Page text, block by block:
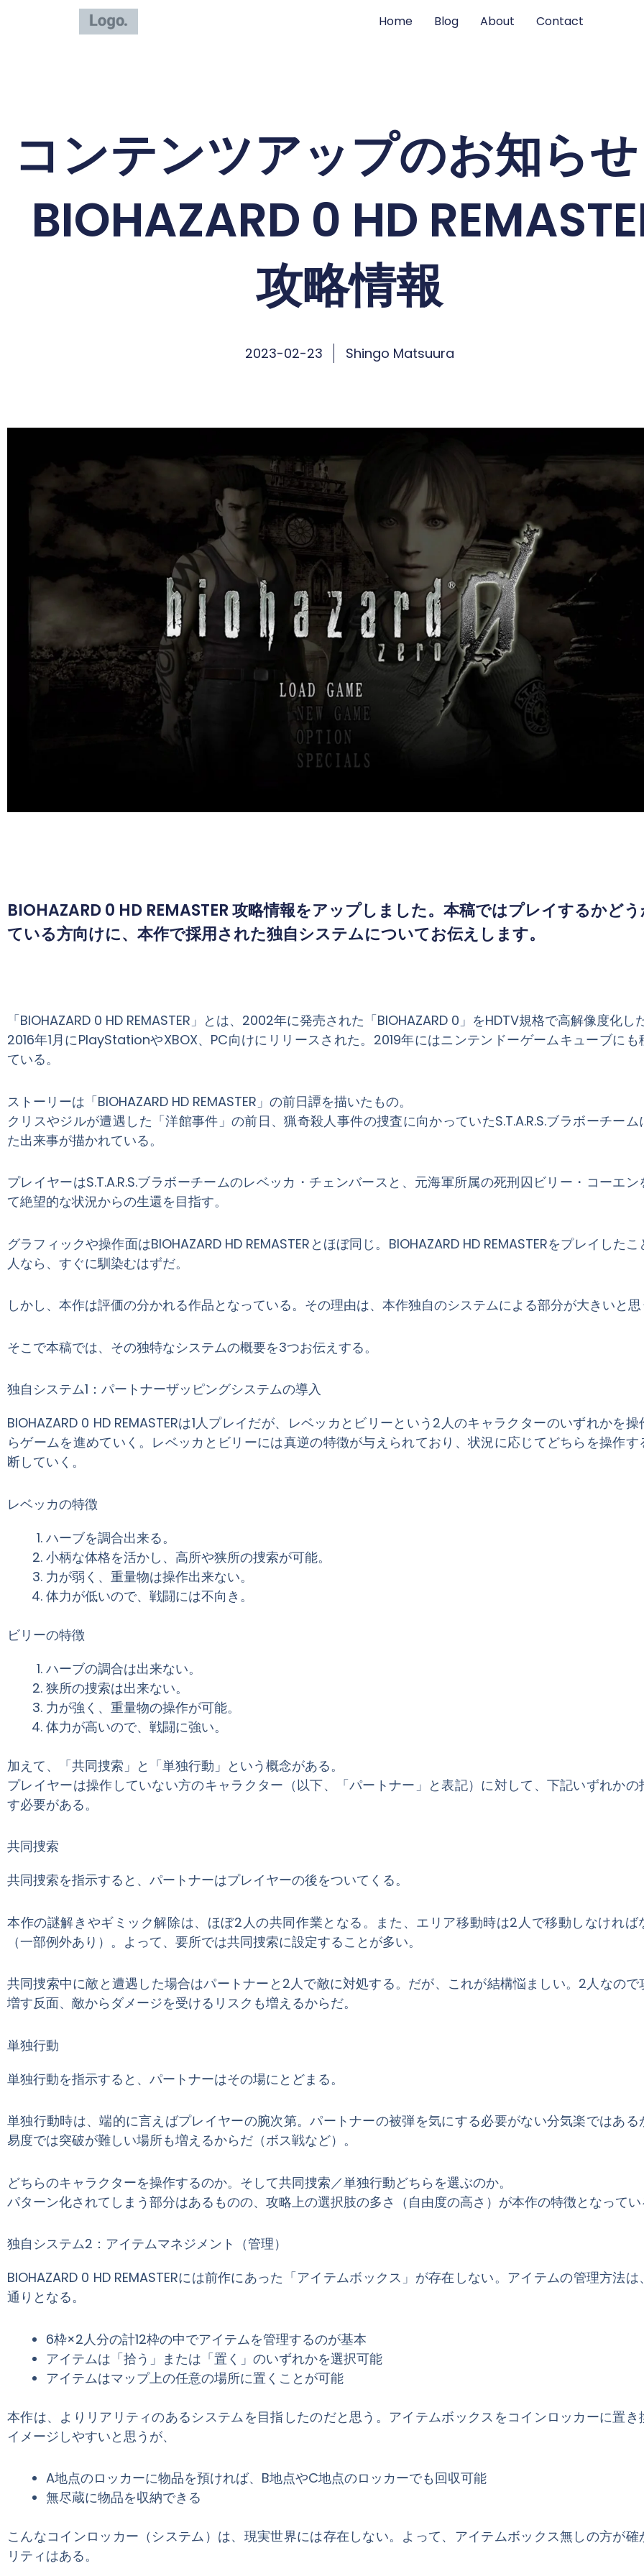
Home Blog About Contact
コンテンツアップのお知ら
BIOHAZARD 0 HD
攻略情報
2023-02-23 Shingo Matsuura
BIOHAZARD 0 HD REMASTER 攻略情報をアップしました。本稿ではプレイするかど
ている方向けに、本作で採用された独自システムについてお伝えします。
「BIOHAZARD 0 HD REMASTER」とは、2002年に発売された「BIOHAZARD 0」をHDTV規格で高解像度化し
2016年1月にPlayStationやXBOX、PC向けにリリースされた。2019年にはニンテンドーゲームキューブにも
ている。
ストーリーは「BIOHAZARD HD REMASTER」の前日譚を描いたもの。
クリスやジルが遭遇した「洋館事件」の前日、猟奇殺人事件の捜査に向かっていたS.T.A.R.S.ブラボーチーム
た出来事が描かれている。
プレイヤーはS.T.A.R.S.ブラボーチームのレベッカ・チェンバースと、元海軍所属の死刑囚ビリー・コーエン
て絶望的な状況からの生還を目指す。
グラフィックや操作面はBIOHAZARD HD REMASTERとほぼ同じ。BIOHAZARD HD REMASTERをプレイした
人なら、すぐに馴染むはずだ。
しかし、本作は評価の分かれる作品となっている。その理由は、本作独自のシステムによる部分が大きいと
そこで本稿では、その独特なシステムの概要を3つお伝えする。
独自システム1：パートナーザッピングシステムの導入
BIOHAZARD 0 HD REMASTERは1人プレイだが、レベッカとビリーという2人のキャラクターのいずれかを
らゲームを進めていく。レベッカとビリーには真逆の特徴が与えられており、状況に応じてどちらを操作す
断していく。
レベッカの特徴
ハーブを調合出来る。
小柄な体格を活かし、高所や狭所の捜索が可能。
力が弱く、重量物は操作出来ない。
体力が低いので、戦闘には不向き。
ビリーの特徴
ハーブの調合は出来ない。
狭所の捜索は出来ない。
力が強く、重量物の操作が可能。
体力が高いので、戦闘に強い。
加えて、「共同捜索」と「単独行動」という概念がある。
プレイヤーは操作していない方のキャラクター（以下、「パートナー」と表記）に対して、下記いずれかの
す必要がある。
共同捜索
共同捜索を指示すると、パートナーはプレイヤーの後をついてくる。
本作の謎解きやギミック解除は、ほぼ2人の共同作業となる。また、エリア移動時は2人で移動しなければ
（一部例外あり）。よって、要所では共同捜索に設定することが多い。
共同捜索中に敵と遭遇した場合はパートナーと2人で敵に対処する。だが、これが結構悩ましい。2人なので
増す反面、敵からダメージを受けるリスクも増えるからだ。
単独行動
単独行動を指示すると、パートナーはその場にとどまる。
単独行動時は、端的に言えばプレイヤーの腕次第。パートナーの被弾を気にする必要がない分気楽ではある
易度では突破が難しい場所も増えるからだ（ボス戦など）。
どちらのキャラクターを操作するのか。そして共同捜索／単独行動どちらを選ぶのか。
パターン化されてしまう部分はあるものの、攻略上の選択肢の多さ（自由度の高さ）が本作の特徴となって
独自システム2：アイテムマネジメント（管理）
BIOHAZARD 0 HD REMASTERには前作にあった「アイテムボックス」が存在しない。アイテムの管理方法
通りとなる。
6枠×2人分の計12枠の中でアイテムを管理するのが基本
アイテムは「拾う」または「置く」のいずれかを選択可能
アイテムはマップ上の任意の場所に置くことが可能
本作は、よりリアリティのあるシステムを目指したのだと思う。アイテムボックスをコインロッカーに置き
イメージしやすいと思うが、
A地点のロッカーに物品を預ければ、B地点やC地点のロッカーでも回収可能
無尽蔵に物品を収納できる
こんなコインロッカー（システム）は、現実世界には存在しない。よって、アイテムボックス無しの方が確
リティはある。